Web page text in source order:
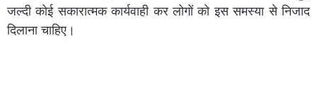
जल्दी कोई सकारात्मक कार्यवाही कर लोगों को इस समस्या से निजाद
दिलाना चाहिए।